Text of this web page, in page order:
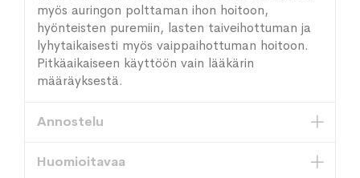
myös auringon polttaman ihon hoitoon,
hyönteisten puremiin, lasten taiveihottuman ja
lyhytaikaisesti myös vaippaihottuman hoitoon.
Pitkäaikaiseen käyttöön vain lääkärin
määräyksestä.
Annostelu
Huomioitavaa